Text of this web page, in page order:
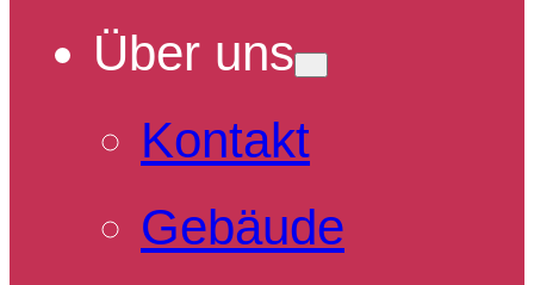
Über uns
Kontakt
Gebäude